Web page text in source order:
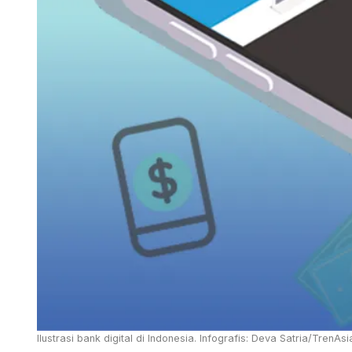
Ilustrasi bank digital di Indonesia. Infografis: Deva Satria/